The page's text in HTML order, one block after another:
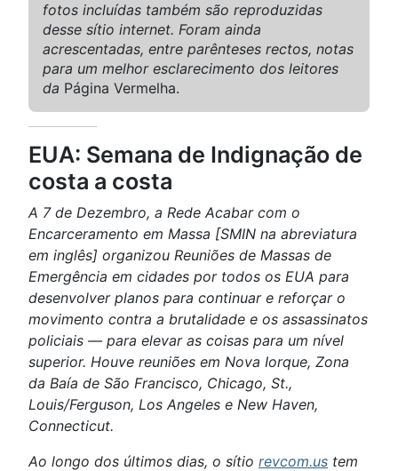
fotos incluídas também são reproduzidas
desse sítio internet. Foram ainda
acrescentadas, entre parênteses rectos, notas
para um melhor esclarecimento dos leitores
da Página Vermelha.
EUA: Semana de Indignação de
costa a costa
A 7 de Dezembro, a Rede Acabar com o
Encarceramento em Massa [SMIN na abreviatura
em inglês] organizou Reuniões de Massas de
Emergência em cidades por todos os EUA para
desenvolver planos para continuar e reforçar o
movimento contra a brutalidade e os assassinatos
policiais — para elevar as coisas para um nível
superior. Houve reuniões em Nova Iorque, Zona
da Baía de São Francisco, Chicago, St.,
Louis/Ferguson, Los Angeles e New Haven,
Connecticut.
Ao longo dos últimos dias, o sítio revcom.us tem